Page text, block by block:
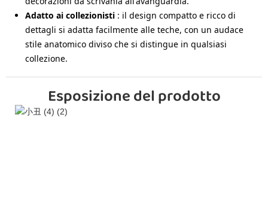
Adatto ai collezionisti: il design compatto e ricco di
dettagli si adatta facilmente alle teche, con un audace
stile anatomico diviso che si distingue in qualsiasi
collezione.
Esposizione del prodotto